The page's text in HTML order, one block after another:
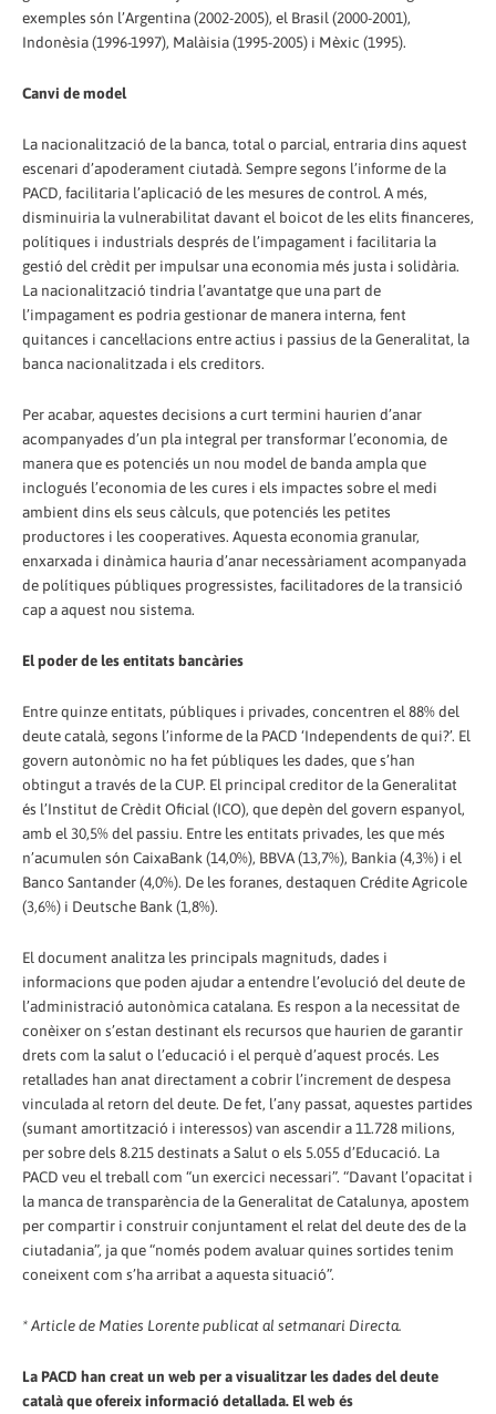
exemples són l’Argentina (2002-2005), el Brasil (2000-2001),
Indonèsia (1996-1997), Malàisia (1995-2005) i Mèxic (1995).
Canvi de model
La nacionalització de la banca, total o parcial, entraria dins aquest
escenari d’apoderament ciutadà. Sempre segons l’informe de la
PACD, facilitaria l’aplicació de les mesures de control. A més,
disminuiria la vulnerabilitat davant el boicot de les elits financeres,
polítiques i industrials després de l’impagament i facilitaria la
gestió del crèdit per impulsar una economia més justa i solidària.
La nacionalització tindria l’avantatge que una part de
l’impagament es podria gestionar de manera interna, fent
quitances i cancel·lacions entre actius i passius de la Generalitat, la
banca nacionalitzada i els creditors.
Per acabar, aquestes decisions a curt termini haurien d’anar
acompanyades d’un pla integral per transformar l’economia, de
manera que es potenciés un nou model de banda ampla que
inclogués l’economia de les cures i els impactes sobre el medi
ambient dins els seus càlculs, que potenciés les petites
productores i les cooperatives. Aquesta economia granular,
enxarxada i dinàmica hauria d’anar necessàriament acompanyada
de polítiques públiques progressistes, facilitadores de la transició
cap a aquest nou sistema.
El poder de les entitats bancàries
Entre quinze entitats, públiques i privades, concentren el 88% del
deute català, segons l’informe de la PACD ‘Independents de qui?’. El
govern autonòmic no ha fet públiques les dades, que s’han
obtingut a través de la CUP. El principal creditor de la Generalitat
és l’Institut de Crèdit Oficial (ICO), que depèn del govern espanyol,
amb el 30,5% del passiu. Entre les entitats privades, les que més
n’acumulen són CaixaBank (14,0%), BBVA (13,7%), Bankia (4,3%) i el
Banco Santander (4,0%). De les foranes, destaquen Crédite Agricole
(3,6%) i Deutsche Bank (1,8%).
El document analitza les principals magnituds, dades i
informacions que poden ajudar a entendre l’evolució del deute de
l’administració autonòmica catalana. Es respon a la necessitat de
conèixer on s’estan destinant els recursos que haurien de garantir
drets com la salut o l’educació i el perquè d’aquest procés. Les
retallades han anat directament a cobrir l’increment de despesa
vinculada al retorn del deute. De fet, l’any passat, aquestes partides
(sumant amortització i interessos) van ascendir a 11.728 milions,
per sobre dels 8.215 destinats a Salut o els 5.055 d’Educació. La
PACD veu el treball com “un exercici necessari”. “Davant l’opacitat i
la manca de transparència de la Generalitat de Catalunya, apostem
per compartir i construir conjuntament el relat del deute des de la
ciutadania”, ja que “només podem avaluar quines sortides tenim
coneixent com s’ha arribat a aquesta situació”.
* Article de Maties Lorente publicat al setmanari Directa.
La PACD han creat un web per a visualitzar les dades del deute
català que ofereix informació detallada. El web és